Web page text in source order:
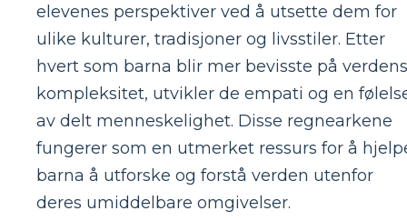
elevenes perspektiver ved å utsette dem for
ulike kulturer, tradisjoner og livsstiler. Etter
hvert som barna blir mer bevisste på verdens
kompleksitet, utvikler de empati og en
av delt menneskelighet. Disse regnearkene
fungerer som en utmerket ressurs for å
barna å utforske og forstå verden utenfor
deres umiddelbare omgivelser.